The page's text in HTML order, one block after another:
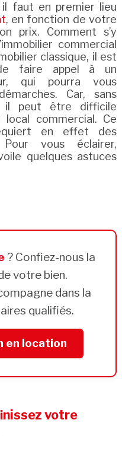
il faut en premier lieu
, en fonction de votre
prix. Comment s’y
commercial
classique, il est
faire appel à un
qui pourra vous
Car, sans
il peut être difficile
local commercial. Ce
en effet des
Pour vous éclairer,
quelques astuces
? Confiez-nous la
votre bien.
dans la
qualifiés.
en location
votre